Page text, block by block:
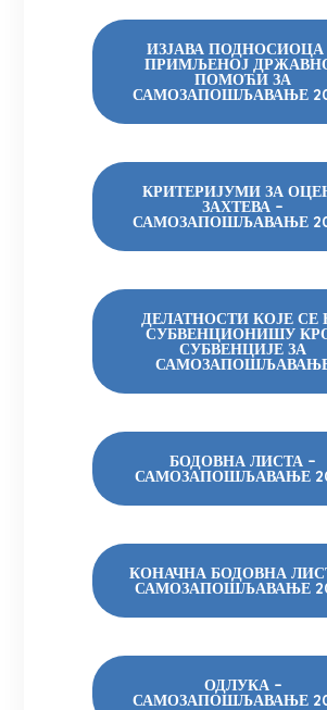
ИЗЈАВА
ПРИМЉЕНОЈ
ПОМОЋИ ЗА
САМОЗАПОШЉАВАЊЕ
КРИТЕРИЈУМИ ЗА
ЗАХТЕВА –
САМОЗАПОШЉАВАЊЕ
ДЕЛАТНОСТИ КОЈЕ СЕ
СУБВЕНЦИОНИШУ
СУБВЕНЦИЈЕ ЗА
БОДОВНА ЛИСТА –
САМОЗАПОШЉАВАЊЕ
КОНАЧНА БОДОВНА
САМОЗАПОШЉАВАЊЕ
ОДЛУКА –
САМОЗАПОШЉАВАЊЕ